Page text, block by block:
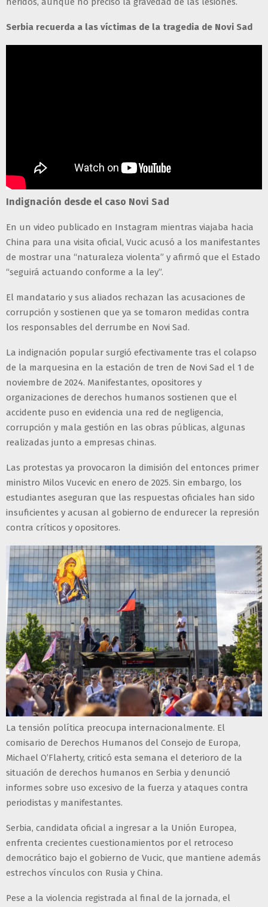
Serbia recuerda a las víctimas de la tragedia de Novi Sad
Indignación desde el caso Novi Sad
En un video publicado en Instagram mientras viajaba hacia
China para una visita oficial, Vucic acusó a los manifestantes
de mostrar una “naturaleza violenta” y afirmó que el Estado
“seguirá actuando conforme a la ley”.
El mandatario y sus aliados rechazan las acusaciones de
corrupción y sostienen que ya se tomaron medidas contra
los responsables del derrumbe en Novi Sad.
La indignación popular surgió efectivamente tras el colapso
de la marquesina en la estación de tren de Novi Sad el 1 de
noviembre de 2024. Manifestantes, opositores y
organizaciones de derechos humanos sostienen que el
accidente puso en evidencia una red de negligencia,
corrupción y mala gestión en las obras públicas, algunas
realizadas junto a empresas chinas.
Las protestas ya provocaron la dimisión del entonces primer
ministro Milos Vucevic en enero de 2025. Sin embargo, los
estudiantes aseguran que las respuestas oficiales han sido
insuficientes y acusan al gobierno de endurecer la represión
contra críticos y opositores.
La tensión política preocupa internacionalmente. El
comisario de Derechos Humanos del Consejo de Europa,
Michael O’Flaherty, criticó esta semana el deterioro de la
situación de derechos humanos en Serbia y denunció
informes sobre uso excesivo de la fuerza y ataques contra
periodistas y manifestantes.
Serbia, candidata oficial a ingresar a la Unión Europea,
enfrenta crecientes cuestionamientos por el retroceso
democrático bajo el gobierno de Vucic, que mantiene además
estrechos vínculos con Rusia y China.
Pese a la violencia registrada al final de la jornada, el